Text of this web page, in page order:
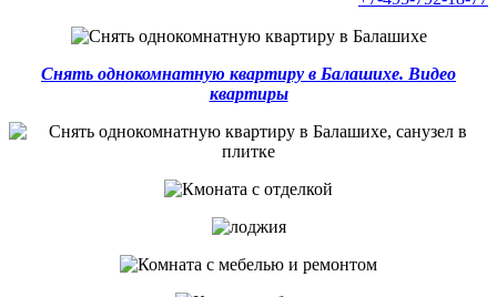
Снять однокомнатную квартиру в Балашихе. Видео
квартиры